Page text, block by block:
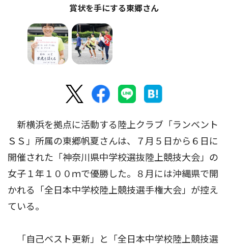
賞状を手にする東郷さん
新横浜を拠点に活動する陸上クラブ「ランベント
ＳＳ」所属の東郷帆夏さんは、７月５日から６日に
開催された「神奈川県中学校選抜陸上競技大会」の
女子１年１００ｍで優勝した。８月には沖縄県で開
かれる「全日本中学校陸上競技選手権大会」が控え
ている。
「自己ベスト更新」と「全日本中学校陸上競技選